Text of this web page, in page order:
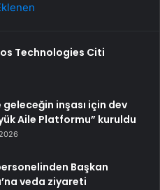
Technologies Citi
geleceğin inşası için dev
Aile Platformu” kuruldu
Başkan
veda ziyareti